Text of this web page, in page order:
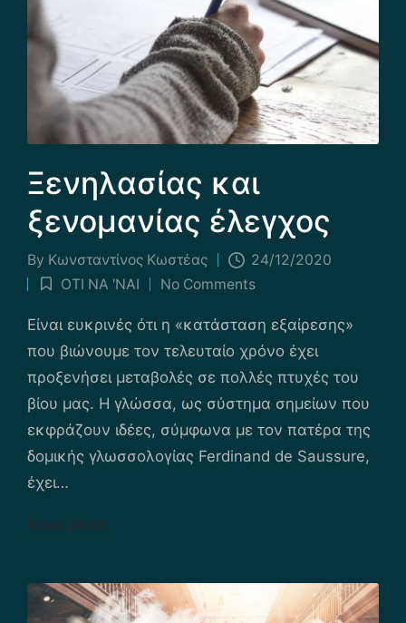
Ξενηλασίας και
ξενομανίας έλεγχος
Posted
by
By Κωνσταντίνος Κωστέας 24/12/2020
Posted
in
ΟΤΙ ΝΑ 'ΝΑΙ No Comments
Είναι ευκρινές ότι η «κατάσταση εξαίρεσης»
που βιώνουμε τον τελευταίο χρόνο έχει
προξενήσει μεταβολές σε πολλές πτυχές του
βίου μας. Η γλώσσα, ως σύστημα σημείων που
εκφράζουν ιδέες, σύμφωνα με τον πατέρα της
δομικής γλωσσολογίας Ferdinand de Saussure,
έχει…
Read More